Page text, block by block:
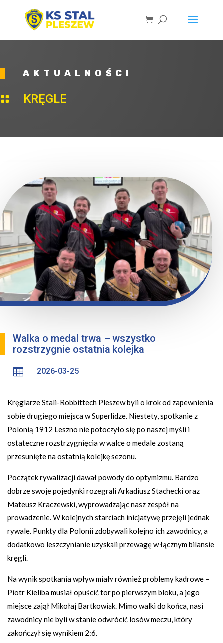
AKTUALNOŚCI
 KRĘGLE
Walka o medal trwa – wszystko
rozstrzygnie ostatnia kolejka
 2026-03-25
Kręglarze Stali-Robbittech Pleszew byli o krok od zapewnienia
sobie drugiego miejsca w Superlidze. Niestety, spotkanie z
Polonią 1912 Leszno nie potoczyło się po naszej myśli i
ostateczne rozstrzygnięcia w walce o medale zostaną
przesunięte na ostatnią kolejkę sezonu.
Początek rywalizacji dawał powody do optymizmu. Bardzo
dobrze swoje pojedynki rozegrali Arkadiusz Stachecki oraz
Mateusz Kraczewski, wyprowadzając nasz zespół na
prowadzenie. W kolejnych starciach inicjatywę przejęli jednak
rywale. Punkty dla Polonii zdobywali kolejno ich zawodnicy, a
dodatkowo leszczynianie uzyskali przewagę w łącznym bilansie
kręgli.
Na wynik spotkania wpływ miały również problemy kadrowe –
Piotr Kieliba musiał opuścić tor po pierwszym bloku, a jego
miejsce zajął Mikołaj Bartkowiak. Mimo walki do końca, nasi
zawodnicy nie byli w stanie odwrócić losów meczu, który
zakończył się wynikiem 2:6.